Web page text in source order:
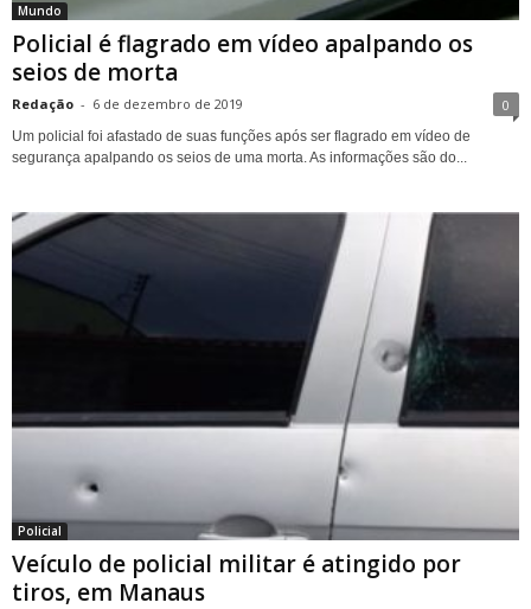
Mundo
Policial é flagrado em vídeo apalpando os
seios de morta
Redação - 6 de dezembro de 2019 0
Um policial foi afastado de suas funções após ser flagrado em vídeo de
segurança apalpando os seios de uma morta. As informações são do...
Policial
Veículo de policial militar é atingido por
tiros, em Manaus